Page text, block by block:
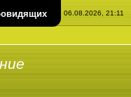
Четверг, 06.08.2026, 21:11